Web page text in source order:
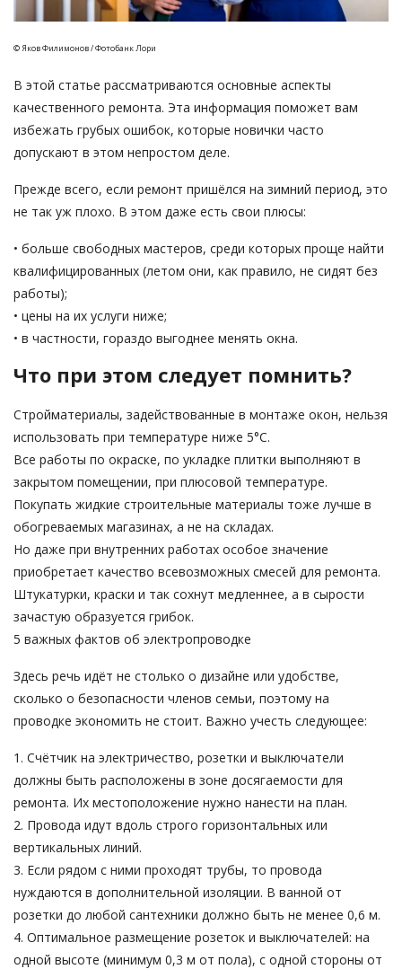
© Яков Филимонов / Фотобанк Лори
В этой статье рассматриваются основные аспекты
качественного ремонта. Эта информация поможет вам
избежать грубых ошибок, которые новички часто
допускают в этом непростом деле.
Прежде всего, если ремонт пришёлся на зимний период, это
не так уж плохо. В этом даже есть свои плюсы:
• больше свободных мастеров, среди которых проще найти
квалифицированных (летом они, как правило, не сидят без
работы);
• цены на их услуги ниже;
• в частности, гораздо выгоднее менять окна.
Что при этом следует помнить?
Стройматериалы, задействованные в монтаже окон, нельзя
использовать при температуре ниже 5°C.
Все работы по окраске, по укладке плитки выполняют в
закрытом помещении, при плюсовой температуре.
Покупать жидкие строительные материалы тоже лучше в
обогреваемых магазинах, а не на складах.
Но даже при внутренних работах особое значение
приобретает качество всевозможных смесей для ремонта.
Штукатурки, краски и так сохнут медленнее, а в сырости
зачастую образуется грибок.
5 важных фактов об электропроводке
Здесь речь идёт не столько о дизайне или удобстве,
сколько о безопасности членов семьи, поэтому на
проводке экономить не стоит. Важно учесть следующее:
1. Счётчик на электричество, розетки и выключатели
должны быть расположены в зоне досягаемости для
ремонта. Их местоположение нужно нанести на план.
2. Провода идут вдоль строго горизонтальных или
вертикальных линий.
3. Если рядом с ними проходят трубы, то провода
нуждаются в дополнительной изоляции. В ванной от
розетки до любой сантехники должно быть не менее 0,6 м.
4. Оптимальное размещение розеток и выключателей: на
одной высоте (минимум 0,3 м от пола), с одной стороны от